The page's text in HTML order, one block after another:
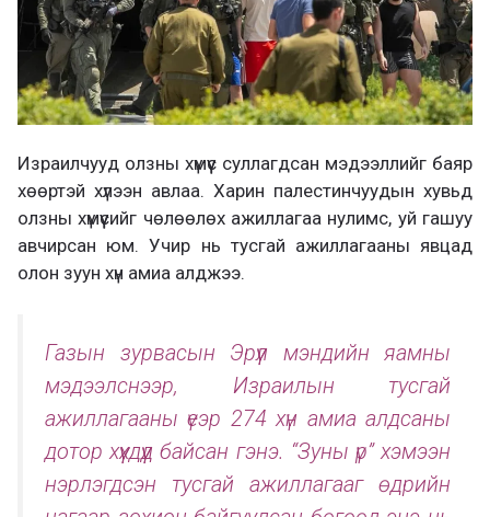
Израилчууд олзны хүмүүс суллагдсан мэдээллийг баяр
хөөртэй хүлээн авлаа. Харин палестинчуудын хувьд
олзны хүмүүсийг чөлөөлөх ажиллагаа нулимс, уй гашуу
авчирсан юм. Учир нь тусгай ажиллагааны явцад
олон зуун хүн амиа алджээ.
Газын зурвасын Эрүүл мэндийн яамны
мэдээлснээр, Израилын тусгай
ажиллагааны үеэр 274 хүн амиа алдсаны
дотор хүүхдүүд байсан гэнэ. “Зуны үр” хэмээн
нэрлэгдсэн тусгай ажиллагааг өдрийн